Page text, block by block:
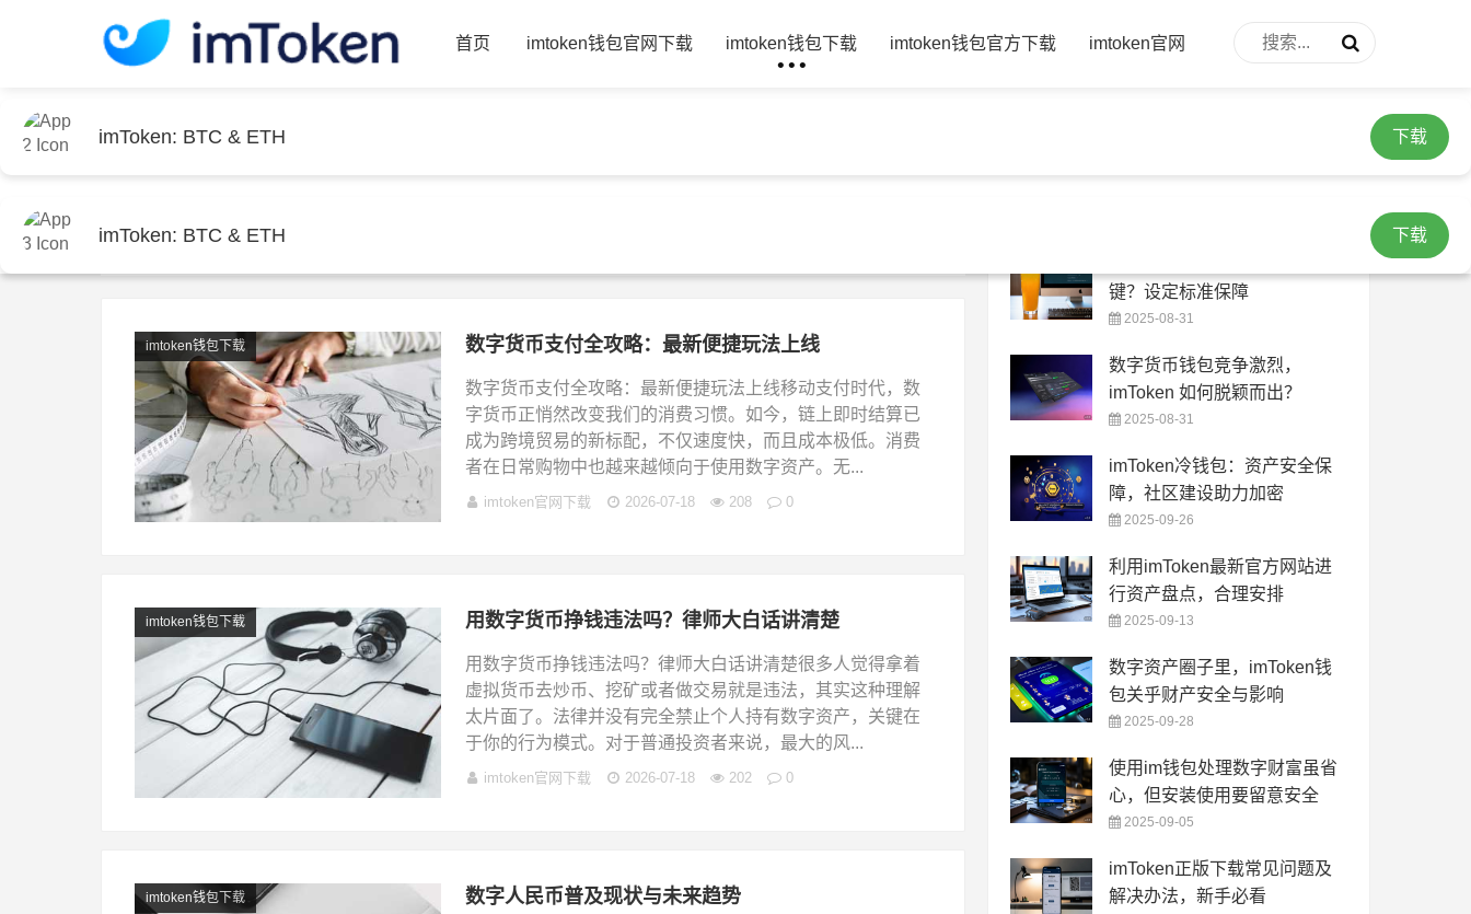
imToken: BTC & ETH
imToken: BTC & ETH 下载
imToken: BTC & ETH 下载
首页 imtoken钱包官网下载 imtoken钱包下载 imtoken钱包官方下载 imtoken官网
首页 imtoken钱包下载
imtoken钱包下载 数字货币支付全攻略：最新便捷玩法上线
数字货币支付全攻略：最新便捷玩法上线移动支付时代，数
字货币正悄然改变我们的消费习惯。如今，链上即时结算已
成为跨境贸易的新标配，不仅速度快，而且成本极低。消费
者在日常购物中也越来越倾向于使用数字资产。无...
imtoken官网下载 2026-07-18 208 0
imtoken钱包下载 用数字货币挣钱违法吗？律师大白话讲清楚
用数字货币挣钱违法吗？律师大白话讲清楚很多人觉得拿着
虚拟货币去炒币、挖矿或者做交易就是违法，其实这种理解
太片面了。法律并没有完全禁止个人持有数字资产，关键在
于你的行为模式。对于普通投资者来说，最大的风...
imtoken官网下载 2026-07-18 202 0
imtoken钱包下载 数字人民币普及现状与未来趋势
键？设定标准保障
2025-08-31
数字货币钱包竞争激烈，
imToken 如何脱颖而出？
2025-08-31
imToken冷钱包：资产安全保
障，社区建设助力加密
2025-09-26
利用imToken最新官方网站进
行资产盘点，合理安排
2025-09-13
数字资产圈子里，imToken钱
包关乎财产安全与影响
2025-09-28
使用im钱包处理数字财富虽省
心，但安装使用要留意安全
2025-09-05
imToken正版下载常见问题及
解决办法，新手必看